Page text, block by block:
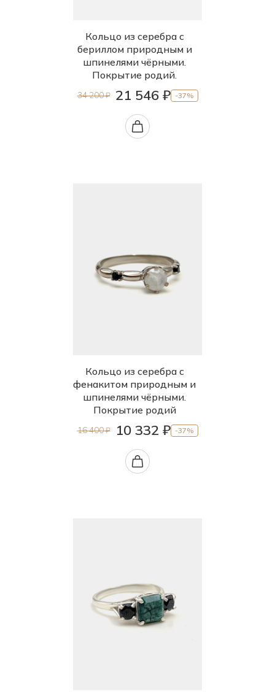
Кольцо из серебра с
бериллом природным и
шпинелями чёрными.
Покрытие родий.
34 200 ₽ 21 546 ₽ -37%
Кольцо из серебра с
фенакитом природным и
шпинелями чёрными.
Покрытие родий
16 400 ₽ 10 332 ₽ -37%